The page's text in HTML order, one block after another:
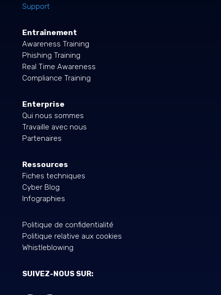
Support
Entraînement
Awareness Training
Phishing Training
Real Time Awareness
Compliance Training
Enterprise
Qui nous sommes
Travaille avec nous
Partenaires
Ressources
Fiches techniques
Cyber Blog
Infographies
Politique de confidentialité
Politique relative aux cookies
Whistleblowing
SUIVEZ-NOUS SUR: